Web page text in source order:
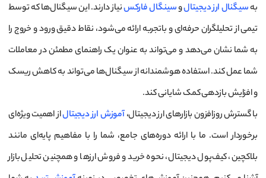
بهسیگنال ارز دیجیتالوسینگال فارکسنیاز دارند. این سیگنال‌ها که توسط
تیمی از تحلیلگران حرفه‌ای و باتجربه ارائه می‌شود، نقاط دقیق ورود و خروج را
به شما نشان می‌دهد و می‌تواند به عنوان یک راهنمای مطمئن در معاملات
شما عمل کند. استفاده هوشمندانه از سیگنال‌ها می‌تواند به کاهش ریسک
و افزایش بازدهی کمک شایانی کند.
با گسترش روزافزون بازارهای ارز دیجیتال،آموزش ارز دیجیتالاز اهمیت ویژه‌ای
برخوردار است. ما با ارائه دوره‌های جامع، شما را با مفاهیم پایه‌ای مانند
بلاکچین، کیف‌پول دیجیتال، نحوه خرید و فروش ارزها و همچنین تحلیل بازار